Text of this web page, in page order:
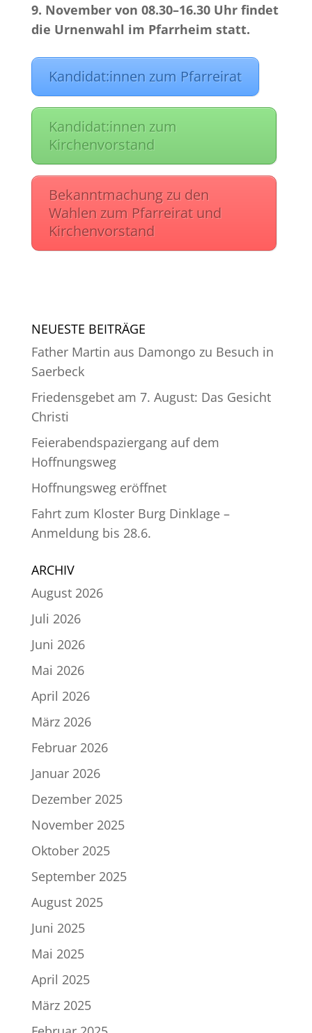
9. November von 08.30–16.30 Uhr findet
die Urnenwahl im Pfarrheim statt.
Kandidat:innen zum Pfarreirat
Kandidat:innen zum
Kirchenvorstand
Bekanntmachung zu den
Wahlen zum Pfarreirat und
Kirchenvorstand
NEUESTE BEITRÄGE
Father Martin aus Damongo zu Besuch in
Saerbeck
Friedensgebet am 7. August: Das Gesicht
Christi
Feierabendspaziergang auf dem
Hoffnungsweg
Hoffnungsweg eröffnet
Fahrt zum Kloster Burg Dinklage –
Anmeldung bis 28.6.
ARCHIV
August 2026
Juli 2026
Juni 2026
Mai 2026
April 2026
März 2026
Februar 2026
Januar 2026
Dezember 2025
November 2025
Oktober 2025
September 2025
August 2025
Juni 2025
Mai 2025
April 2025
März 2025